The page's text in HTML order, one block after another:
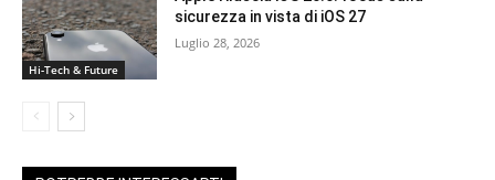
Hi-Tech & Future
sicurezza in vista di iOS 27
Luglio 28, 2026